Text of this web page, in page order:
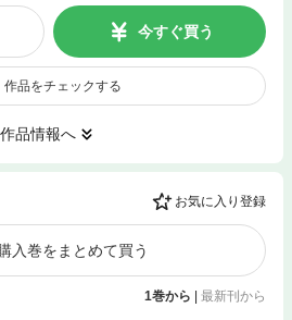
今すぐ買う
作品をチェックする
作品情報へ
お気に入り登録
入巻をまとめて買う
1巻から | 最新刊から